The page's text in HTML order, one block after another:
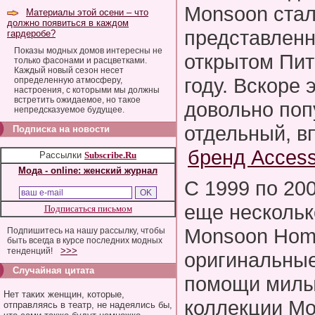
Материалы этой осени – что
должно появиться в каждом
гардеробе?
Показы модных домов интересны не
только фасонами и расцветками.
Каждый новый сезон несет
определенную атмосферу,
настроения, с которыми мы должны
встретить ожидаемое, но такое
непредсказуемое будущее.
Подписка на новости
Рассылки Subscribe.Ru
Мода - online: женский журнал
Подписаться письмом
Подпишитесь на нашу рассылку, чтобы
быть всегда в курсе последних модных
тенденций!
>>>
Случайная цитата
Нет таких женщин, которые,
отправляясь в театр, не надеялись бы,
Monsoon
открытом
году. Вскоре
довольно
отдельный,
бренд
С 1999 по
еще
Monsoon
помощи
коллекции